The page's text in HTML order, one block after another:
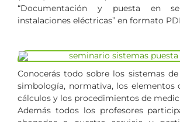
“Documentación y puesta en
instalaciones eléctricas” en formato
Conocerás todo sobre los sistemas
simbología, normativa, los elementos
cálculos y los procedimientos de
Además todos los profesores